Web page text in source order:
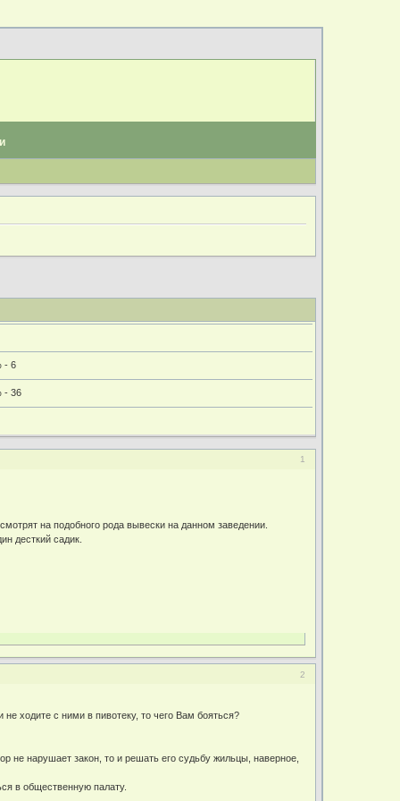
- 6
- 36
1
на подобного рода вывески на данном заведении.
десткий садик.
2
ходите с ними в пивотеку, то чего Вам бояться?
не нарушает закон, то и решать его судьбу жильцы, наверное,
в общественную палату.